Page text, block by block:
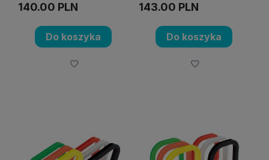
140.00 PLN
Do koszyka
143.00 PLN
Do koszyka